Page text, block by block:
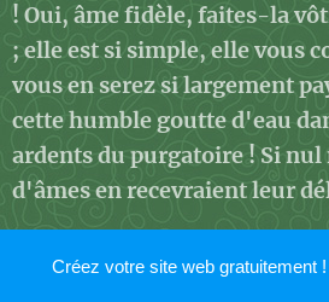
! Oui, âme fidèle, faites-la
; elle est si simple, elle vous
vous en serez si largement
cette humble goutte d'eau
ardents du purgatoire ! Si
d'âmes en recevraient leur
Créez votre site web gratuitement !